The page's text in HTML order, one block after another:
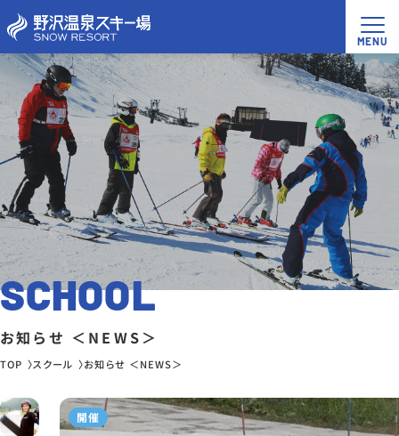
SCHOOL
お知らせ ＜NEWS＞
TOP スクール お知らせ ＜NEWS＞
開催